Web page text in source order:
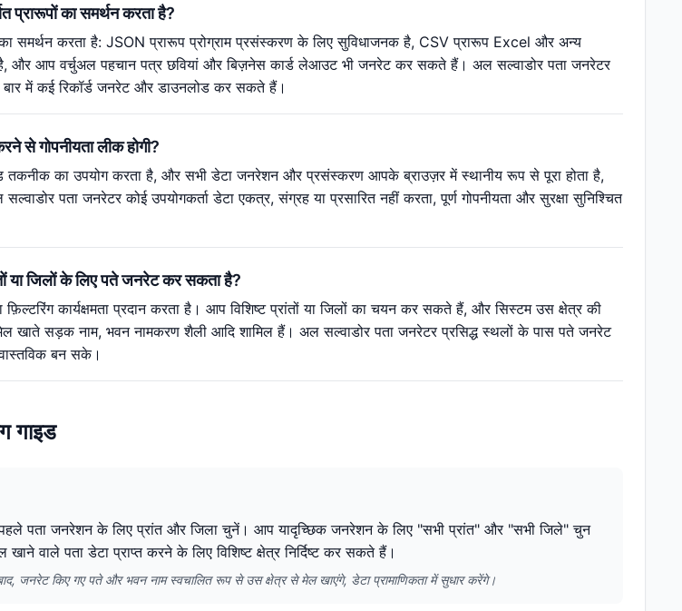
प्रारूपों का समर्थन करता है?
का समर्थन करता है: JSON प्रारूप प्रोग्राम प्रसंस्करण के लिए सुविधाजनक है, CSV प्रारूप Excel और अन्य
और आप वर्चुअल पहचान पत्र छवियां और बिज़नेस कार्ड लेआउट भी जनरेट कर सकते हैं। अल सल्वाडोर पता जनरेटर
में कई रिकॉर्ड जनरेट और डाउनलोड कर सकते हैं।
से गोपनीयता लीक होगी?
तकनीक का उपयोग करता है, और सभी डेटा जनरेशन और प्रसंस्करण आपके ब्राउज़र में स्थानीय रूप से पूरा होता है,
पता जनरेटर कोई उपयोगकर्ता डेटा एकत्र, संग्रह या प्रसारित नहीं करता, पूर्ण गोपनीयता और सुरक्षा सुनिश्चित
या जिलों के लिए पते जनरेट कर सकता है?
कार्यक्षमता प्रदान करता है। आप विशिष्ट प्रांतों या जिलों का चयन कर सकते हैं, और सिस्टम उस क्षेत्र की
सड़क नाम, भवन नामकरण शैली आदि शामिल हैं। अल सल्वाडोर पता जनरेटर प्रसिद्ध स्थलों के पास पते जनरेट
बन सके।
गाइड
पता जनरेशन के लिए प्रांत और जिला चुनें। आप यादृच्छिक जनरेशन के लिए "सभी प्रांत" और "सभी जिले" चुन
वाले पता डेटा प्राप्त करने के लिए विशिष्ट क्षेत्र निर्दिष्ट कर सकते हैं।
जनरेट किए गए पते और भवन नाम स्वचालित रूप से उस क्षेत्र से मेल खाएंगे, डेटा प्रामाणिकता में सुधार करेंगे।